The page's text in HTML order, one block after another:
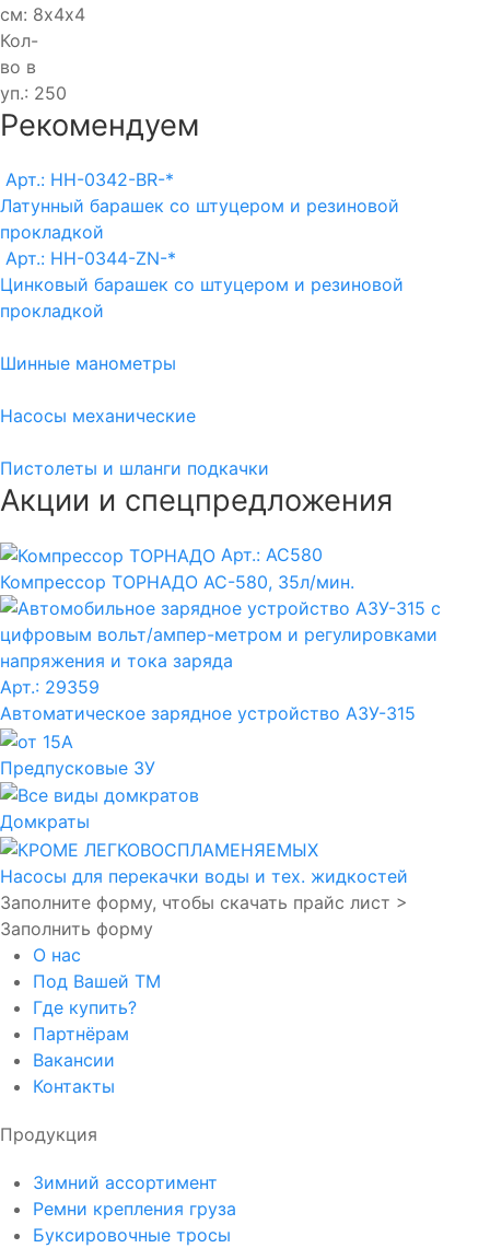
см: 8х4х4
Кол-
во в
уп.: 250
Рекомендуем
Арт.: HH-0342-BR-*
Латунный барашек со штуцером и резиновой
прокладкой
Арт.: HH-0344-ZN-*
Цинковый барашек со штуцером и резиновой
прокладкой
Шинные манометры
Насосы механические
Пистолеты и шланги подкачки
Акции и спецпредложения
Арт.: AC580
Компрессор ТОРНАДО АС-580, 35л/мин.
Арт.: 29359
Автоматическое зарядное устройство АЗУ-315
Предпусковые ЗУ
Домкраты
Насосы для перекачки воды и тех. жидкостей
Заполните форму, чтобы скачать прайс лист >
Заполнить форму
О нас
Под Вашей ТМ
Где купить?
Партнёрам
Вакансии
Контакты
Продукция
Зимний ассортимент
Ремни крепления груза
Буксировочные тросы